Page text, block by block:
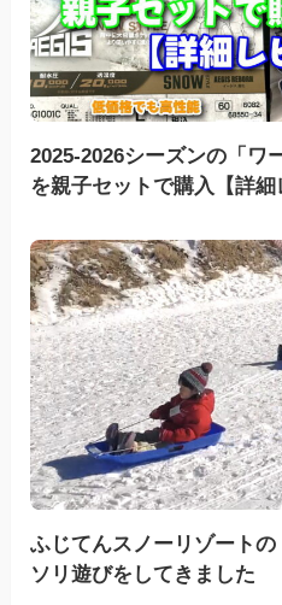
2025-2026シーズンの「ワ
を親子セットで購入【詳細
ふじてんスノーリゾート
ソリ遊びをしてきました